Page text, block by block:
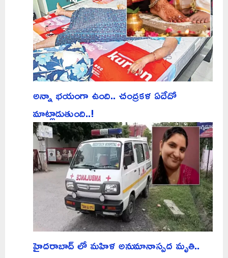
అన్నా భయంగా ఉంది.. చంద్రకళ ఏదేదో
మాట్లాడుతుంది..!
హైదరాబాద్ లో మహిళ అనుమానాస్పద మృతి..